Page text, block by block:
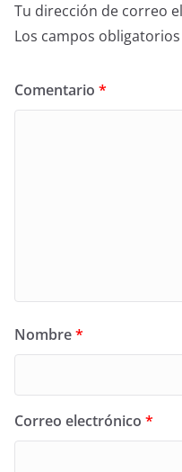
Tu dirección de correo
Los campos
Comentario *
Nombre*
Correo electrónico *